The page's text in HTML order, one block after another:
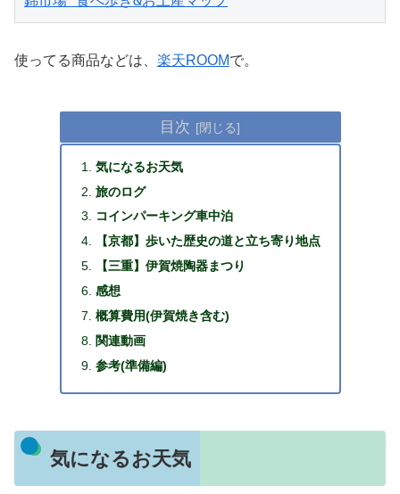
使ってる商品などは、 楽天ROOMで。
目次
気になるお天気
旅のログ
コインパーキング車中泊
【京都】歩いた歴史の道と立ち寄り地点
【三重】伊賀焼陶器まつり
感想
概算費用(伊賀焼き含む)
関連動画
参考(準備編)
気になるお天気